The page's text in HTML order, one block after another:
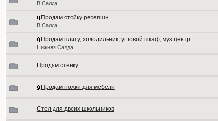
В.Салда
Продам стойку ресепшн
В.Салда
Продам плиту, холодильник, угловой шкаф, муз центр
Нижняя Салда
Продам стенку
Продам ножки для мебели
Стол для двоих школьников